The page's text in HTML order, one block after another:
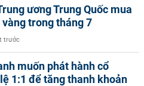
ương Trung Quốc mua
trong tháng 7
trước
muốn phát hành cổ
1:1 để tăng thanh khoản